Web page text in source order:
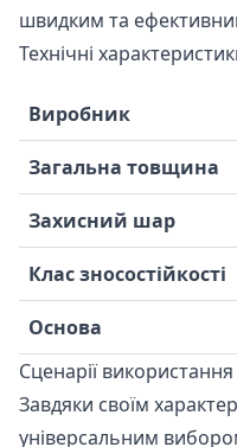
швидким та
Технічні
Виробник
Загальна товщина
Захисний шар
Клас зносостійкості
Основа
Сценарії використання
Завдяки своїм
універсальним